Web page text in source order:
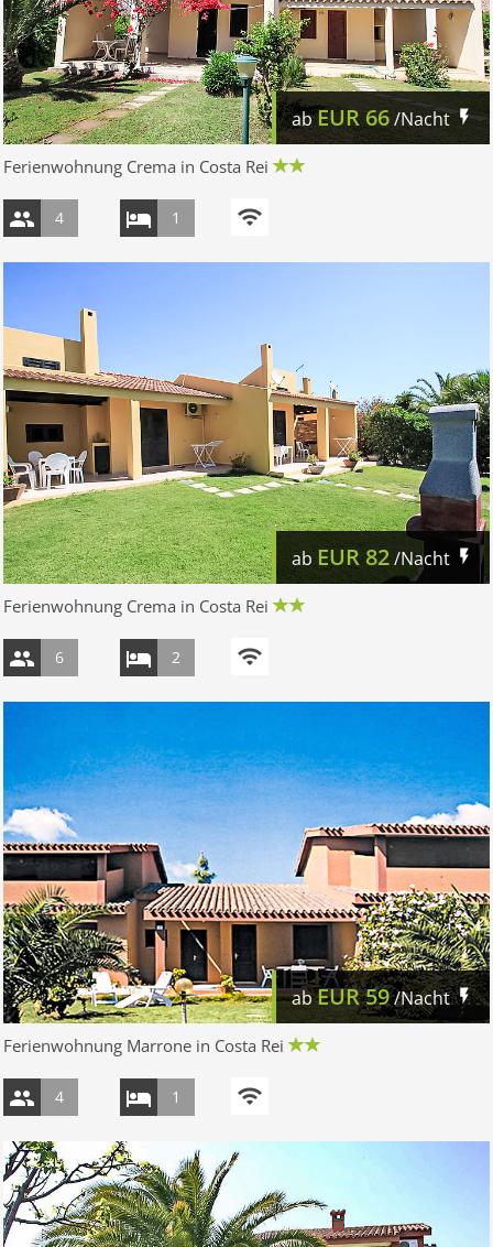
abEUR66/Nacht
Ferienwohnung Crema in Costa Rei
4 1
ab EUR82/Nacht
Ferienwohnung Crema in Costa Rei
6 2
abEUR59/Nacht
Ferienwohnung Marrone in Costa Rei
4 1